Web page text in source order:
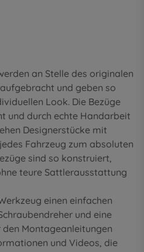
an Stelle des originalen
und geben so
Look. Die Bezüge
und durch echte Handarbeit
Designerstücke mit
Fahrzeug zum absoluten
sind so konstruiert,
teure Sattlerausstattung
einen einfachen
und eine
den Montageanleitungen
und Videos, die